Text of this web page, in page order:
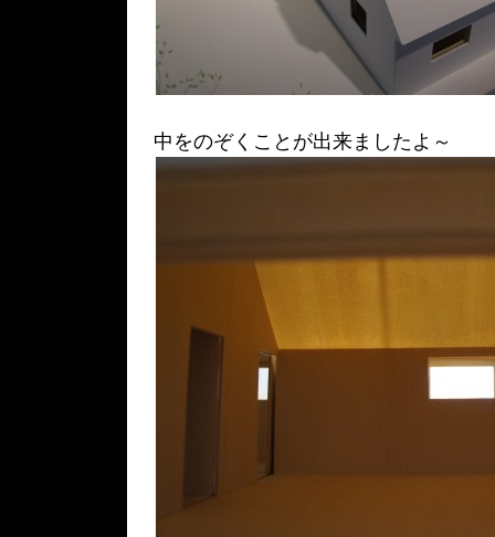
中をのぞくことが出来ましたよ～